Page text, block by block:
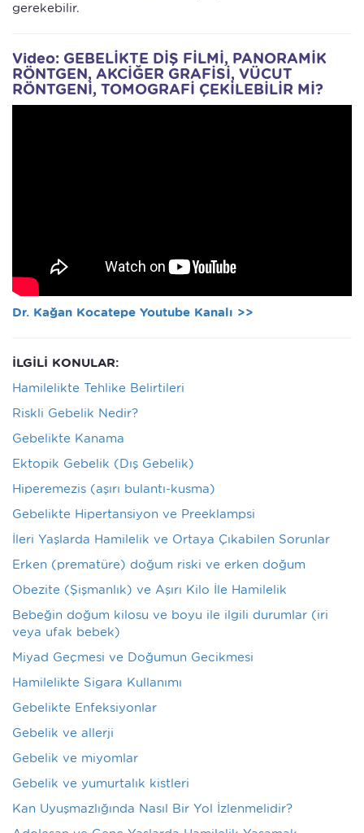
gerekebilir.
Video: GEBELİKTE DİŞ FİLMİ, PANORAMİK
RÖNTGEN, AKCİĞER GRAFİSİ, VÜCUT
RÖNTGENİ, TOMOGRAFİ ÇEKİLEBİLİR Mİ?
Dr. Kağan Kocatepe Youtube Kanalı >>
İLGİLİ KONULAR:
Hamilelikte Tehlike Belirtileri
Riskli Gebelik Nedir?
Gebelikte Kanama
Ektopik Gebelik (Dış Gebelik)
Hiperemezis (aşırı bulantı-kusma)
Gebelikte Hipertansiyon ve Preeklampsi
İleri Yaşlarda Hamilelik ve Ortaya Çıkabilen Sorunlar
Erken (prematüre) doğum riski ve erken doğum
Obezite (Şişmanlık) ve Aşırı Kilo İle Hamilelik
Bebeğin doğum kilosu ve boyu ile ilgili durumlar (iri
veya ufak bebek)
Miyad Geçmesi ve Doğumun Gecikmesi
Hamilelikte Sigara Kullanımı
Gebelikte Enfeksiyonlar
Gebelik ve allerji
Gebelik ve miyomlar
Gebelik ve yumurtalık kistleri
Kan Uyuşmazlığında Nasıl Bir Yol İzlenmelidir?